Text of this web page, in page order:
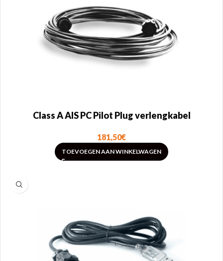
Class A AIS PC Pilot Plug verlengkabel
181,50€
TOEVOEGEN AAN WINKELWAGEN